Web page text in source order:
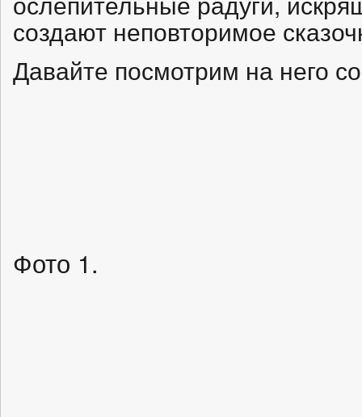
создают неповторимое
Давайте посмотрим на него
Фото 1.